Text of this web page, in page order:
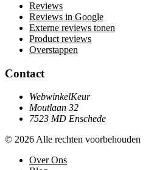
Reviews
Reviews in Google
Externe reviews tonen
Product reviews
Overstappen
Contact
WebwinkelKeur
Moutlaan 32
7523 MD Enschede
© 2026 Alle rechten voorbehouden
Over Ons